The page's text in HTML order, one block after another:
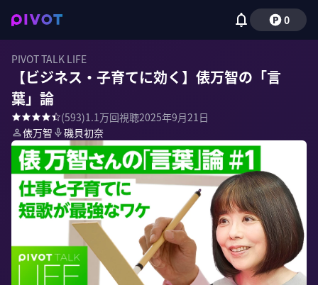
0
PIVOT TALK LIFE
【ビジネス・子育てに効く】俵万智の「言
葉」論
(593)1.1万回視聴2025年9月21日
俵万智
磯貝初奈